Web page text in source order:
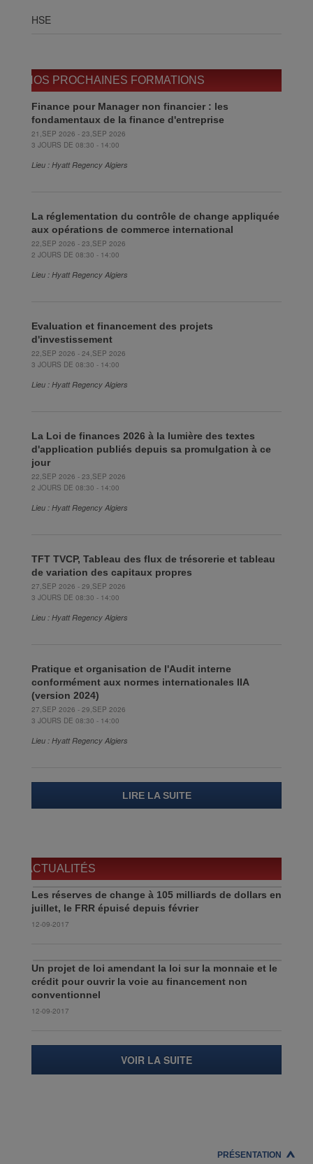
HSE
NOS PROCHAINES FORMATIONS
Finance pour Manager non financier : les
fondamentaux de la finance d'entreprise
21,SEP 2026 - 23,SEP 2026
3 JOURS DE 08:30 - 14:00
Lieu : Hyatt Regency Algiers
La réglementation du contrôle de change appliquée
aux opérations de commerce international
22,SEP 2026 - 23,SEP 2026
2 JOURS DE 08:30 - 14:00
Lieu : Hyatt Regency Algiers
Evaluation et financement des projets
d'investissement
22,SEP 2026 - 24,SEP 2026
3 JOURS DE 08:30 - 14:00
Lieu : Hyatt Regency Algiers
La Loi de finances 2026 à la lumière des textes
d'application publiés depuis sa promulgation à ce
jour
22,SEP 2026 - 23,SEP 2026
2 JOURS DE 08:30 - 14:00
Lieu : Hyatt Regency Algiers
TFT TVCP, Tableau des flux de trésorerie et tableau
de variation des capitaux propres
27,SEP 2026 - 29,SEP 2026
3 JOURS DE 08:30 - 14:00
Lieu : Hyatt Regency Algiers
Pratique et organisation de l'Audit interne
conformément aux normes internationales IIA
(version 2024)
27,SEP 2026 - 29,SEP 2026
3 JOURS DE 08:30 - 14:00
Lieu : Hyatt Regency Algiers
LIRE LA SUITE
ACTUALITÉS
Les réserves de change à 105 milliards de dollars en
juillet, le FRR épuisé depuis février
12-09-2017
Un projet de loi amendant la loi sur la monnaie et le
crédit pour ouvrir la voie au financement non
conventionnel
12-09-2017
VOIR LA SUITE
PRÉSENTATION